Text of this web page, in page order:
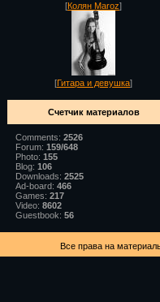
[Колян Maroz]
[Гитара и девушка]
Счетчик материалов
Comments: 2526
Forum: 159/648
Photo: 155
Blog: 106
Downloads: 2525
Ad-board: 466
Games: 217
Video: 8602
Guestbook: 56
Все права на